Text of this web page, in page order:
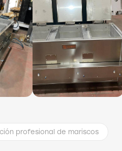
profesional de mariscos